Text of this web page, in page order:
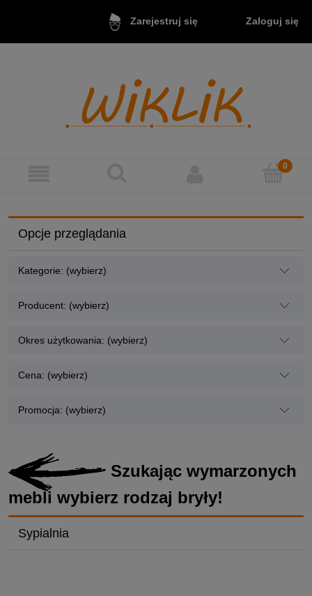
Zarejestruj się Zaloguj się
Opcje przeglądania
Kategorie: (wybierz)
Producent: (wybierz)
Okres użytkowania: (wybierz)
Cena: (wybierz)
Promocja: (wybierz)
Szukając wymarzonych
mebli wybierz rodzaj bryły!
Sypialnia